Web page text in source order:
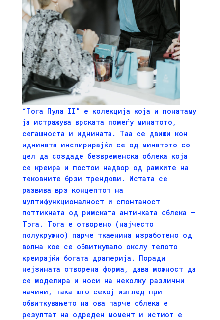
“Тога Пула II” е колекција која и понатаму
ја истражува врската помеѓу минатото,
сегашноста и иднината. Таа се движи кон
иднината инспирирајќи се од минатото со
цел да создаде безвременска облека која
се креира и постои надвор од рамките на
тековните брзи трендови. Истата се
развива врз концептот на
мултифункционалност и спонтаност
поттикната од римската античката облека –
Тога. Тога е отворено (најчесто
полукружно) парче ткаенина изработено од
волна кое се обвиткувало околу телото
креирајќи богата драперија. Поради
нејзината отворена форма, дава можност да
се моделира и носи на неколку различни
начини, така што секој изглед при
обвиткувањето на ова парче облека е
резултат на одреден момент и истиот е